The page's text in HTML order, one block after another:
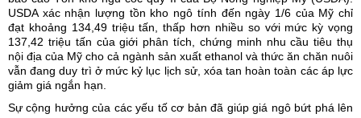
USDA xác nhận lượng tồn kho ngô tính đến ngày 1/6 của Mỹ chỉ
đạt khoảng 134,49 triệu tấn, thấp hơn nhiều so với mức kỳ vọng
137,42 triệu tấn của giới phân tích, chứng minh nhu cầu tiêu thụ
nội địa của Mỹ cho cả ngành sản xuất ethanol và thức ăn chăn nuôi
vẫn đang duy trì ở mức kỷ lục lịch sử, xóa tan hoàn toàn các áp lực
giảm giá ngắn hạn.
Sự cộng hưởng của các yếu tố cơ bản đã giúp giá ngô bứt phá lên